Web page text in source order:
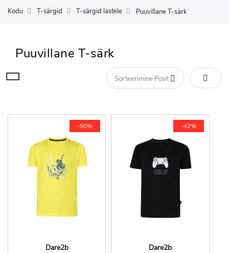
Kodu T-särgid T-särgid lastele Puuvillane T-särk
Puuvillane T-särk
Määra
-50%
Dare2b
-42%
Dare2b